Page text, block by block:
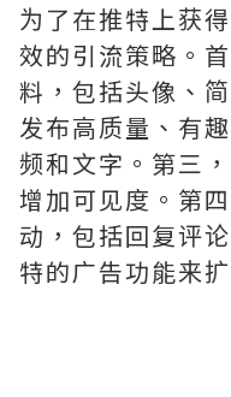
为了在推特上获
效的引流策略。
料，包括头像、
发布高质量、有
频和文字。第三
增加可见度。第
动，包括回复评
特的广告功能来